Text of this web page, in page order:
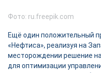
Фото: ru.freepik.com
Ещё один положительный
«Нефтиса», реализуя на
месторождении решение
для оптимизации